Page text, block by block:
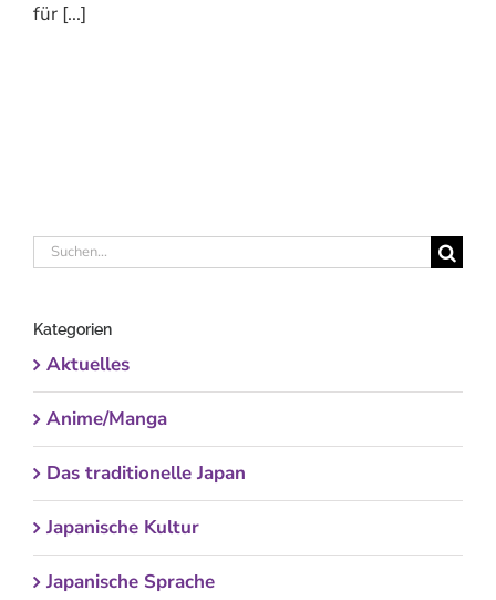
für [...]
Suche
Kategorien
Aktuelles
Anime/Manga
Das traditionelle Japan
Japanische Kultur
Japanische Sprache